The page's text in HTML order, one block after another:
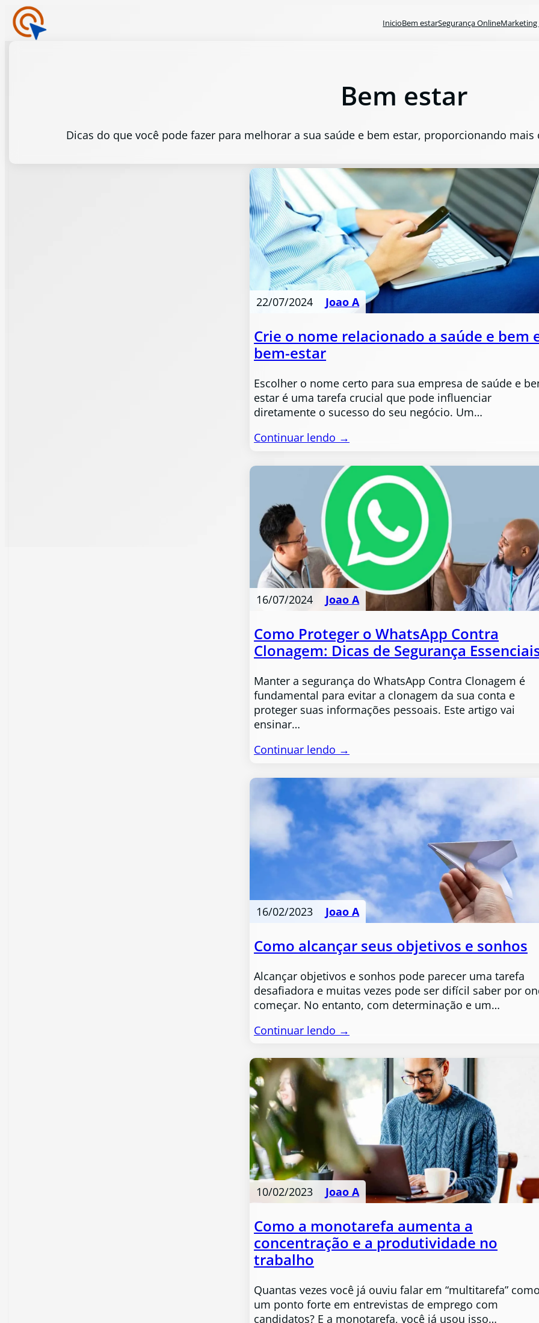
InicioBem estarSegurança OnlineMarketing
Bem estar
Dicas do que você pode fazer para melhorar a sua saúde e bem estar, proporcionando
22/07/2024 Joao A
Crie o nome relacionado a saúde e bem
bem-estar
Escolher o nome certo para sua empresa de saúde e
estar é uma tarefa crucial que pode influenciar
diretamente o sucesso do seu negócio. Um…
Continuar lendo →
16/07/2024 Joao A
Como Proteger o WhatsApp Contra
Clonagem: Dicas de Segurança
Manter a segurança do WhatsApp Contra Clonagem é
fundamental para evitar a clonagem da sua conta e
proteger suas informações pessoais. Este artigo vai
ensinar…
Continuar lendo →
16/02/2023 Joao A
Como alcançar seus objetivos e sonhos
Alcançar objetivos e sonhos pode parecer uma tarefa
desafiadora e muitas vezes pode ser difícil saber por
começar. No entanto, com determinação e um…
Continuar lendo →
10/02/2023 Joao A
Como a monotarefa aumenta a
concentração e a produtividade no
trabalho
Quantas vezes você já ouviu falar em “multitarefa”
um ponto forte em entrevistas de emprego com
candidatos? E a monotarefa, você já usou isso…